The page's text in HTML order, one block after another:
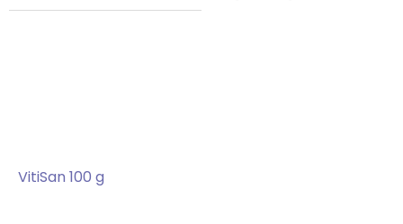
mikroorganismus Pythium...
VitiSan 100 g